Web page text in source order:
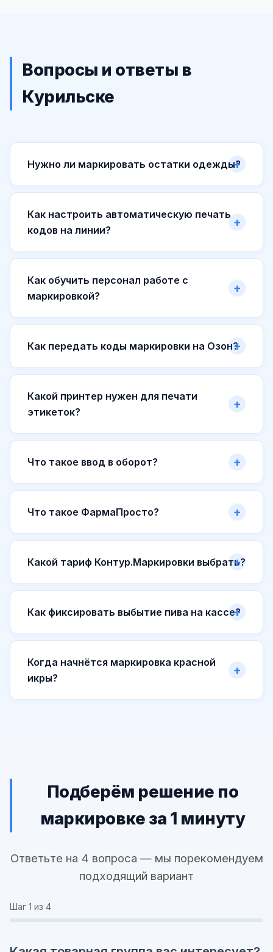
Вопросы и ответы в
Курильске
Нужно ли маркировать остатки одежды?
Как настроить автоматическую печать
кодов на линии?
Как обучить персонал работе с
маркировкой?
Как передать коды маркировки на Озон?
Какой принтер нужен для печати
этикеток?
Что такое ввод в оборот?
Что такое ФармаПросто?
Какой тариф Контур.Маркировки выбрать?
Как фиксировать выбытие пива на кассе?
Когда начнётся маркировка красной
икры?
Подберём решение по
маркировке за 1 минуту
Ответьте на 4 вопроса — мы порекомендуем
подходящий вариант
Шаг 1 из 4